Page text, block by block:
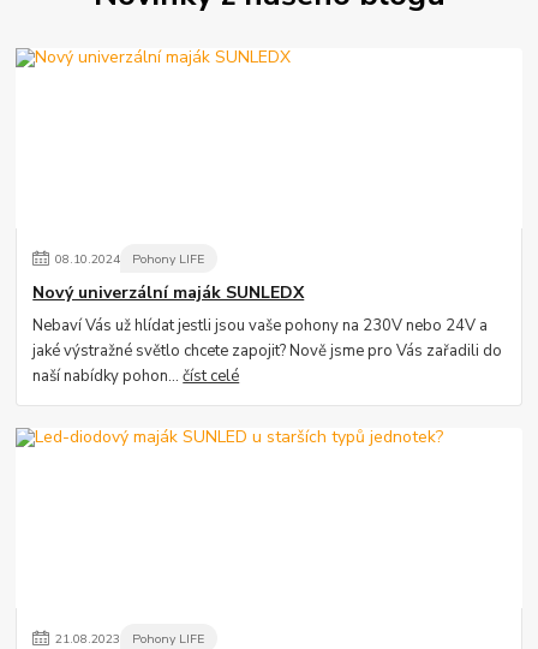
08.10.2024 Pohony LIFE
Nový univerzální maják SUNLEDX
Nebaví Vás už hlídat jestli jsou vaše pohony na 230V nebo 24V a
jaké výstražné světlo chcete zapojit? Nově jsme pro Vás zařadili do
naší nabídky pohon...číst celé
21.08.2023 Pohony LIFE